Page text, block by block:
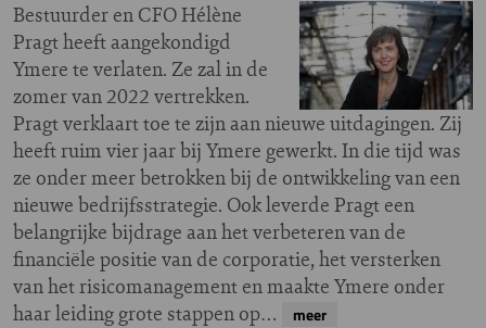
Bestuurder en CFO Hélène
Pragt heeft aangekondigd
Ymere te verlaten. Ze zal in de
zomer van 2022 vertrekken.
Pragt verklaart toe te zijn aan nieuwe uitdagingen. Zij
heeft ruim vier jaar bij Ymere gewerkt. In die tijd was
ze onder meer betrokken bij de ontwikkeling van een
nieuwe bedrijfsstrategie. Ook leverde Pragt een
belangrijke bijdrage aan het verbeteren van de
financiële positie van de corporatie, het versterken
van het risicomanagement en maakte Ymere onder
haar leiding grote stappen op…
meer